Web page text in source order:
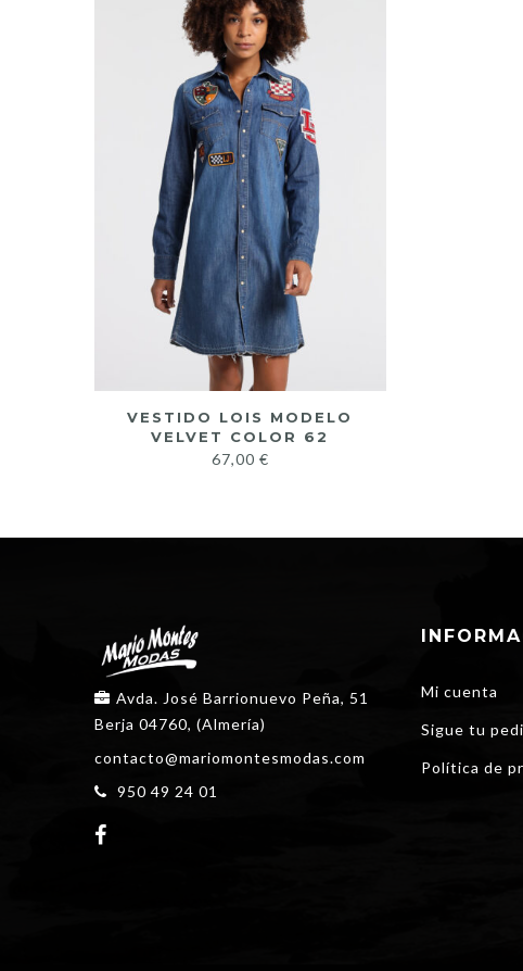
VESTIDO LOIS MODELO
VELVET COLOR 62
67,00 €
Avda. José Barrionuevo Peña, 51
Berja 04760, (Almería)
contacto@mariomontesmodas.com
950 49 24 01
Mi cuenta
Sigue tu
Política de